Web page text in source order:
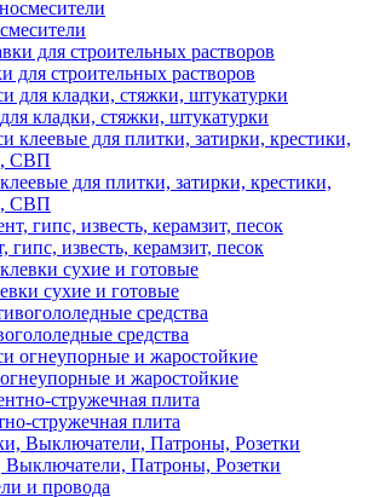
для строительных растворов
кладки, стяжки, штукатурки
для плитки, затирки, крестики,
СВП
гипс, известь, керамзит, песок
сухие и готовые
средства
и жаростойкие
стружечная плита
Патроны, Розетки